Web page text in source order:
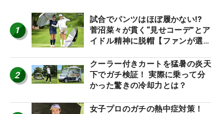
1
試合でパンツはほぼ履かない⁉
菅沼菜々が貫く“見せコーデ”とア
イドル精神に脱帽【ファンが選ぶ
2
クーラー付きカートを猛暑の炎天
下でガチ検証！ 実際に乗って分
かった驚きの冷却力とは？
女子プロのガチの熱中症対策！